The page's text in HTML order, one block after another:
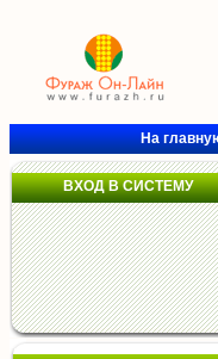
На
ВХОД В СИСТЕМУ